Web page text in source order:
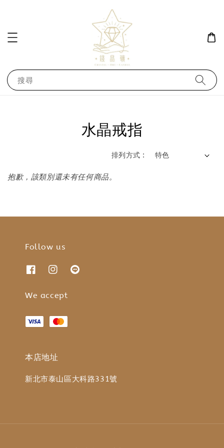
搜尋
水晶戒指
排列方式 :
抱歉，該類別還未有任何商品。
Follow us
We accept
本店地址
新北市泰山區大科路331號